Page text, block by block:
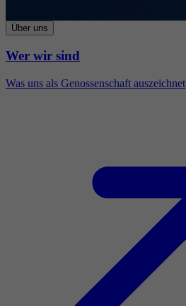
Über uns
Wer wir sind
Was uns als Genossenschaft auszeichnet